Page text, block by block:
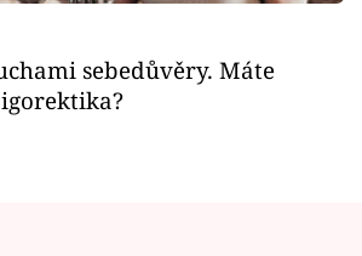
sebedůvěry. Máte